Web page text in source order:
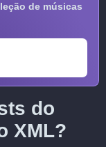
de músicas
do
XML?